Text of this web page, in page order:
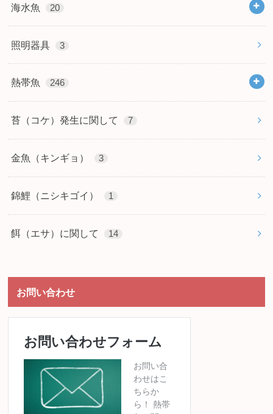
海水魚 20
照明器具 3
熱帯魚 246
苔（コケ）発生に関して 7
金魚（キンギョ） 3
錦鯉（ニシキゴイ） 1
餌（エサ）に関して 14
お問い合わせ